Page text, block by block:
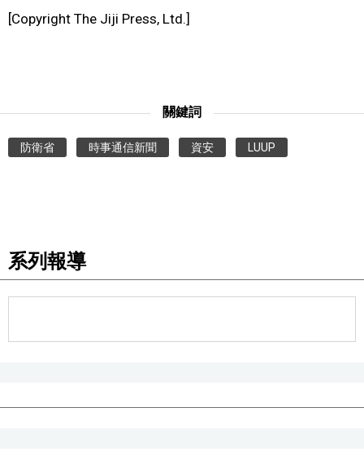
[Copyright The Jiji Press, Ltd.]
關鍵詞
防衛省 時事通信新聞 資安 LUUP
系列報導